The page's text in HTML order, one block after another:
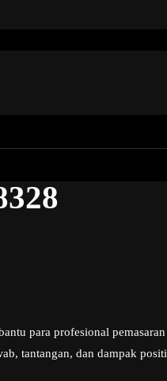
para profesional
tantangan, dan dampak